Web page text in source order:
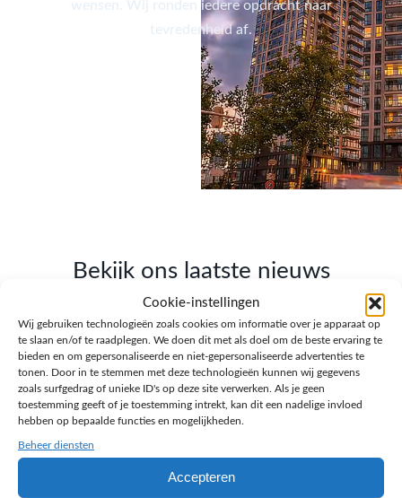
Cookie-instellingen
Wij gebruiken technologieën zoals cookies om informatie over je apparaat op
te slaan en/of te raadplegen. We doen dit met als doel om de beste ervaring te
bieden en om gepersonaliseerde en niet-gepersonaliseerde advertenties te
tonen. Door in te stemmen met deze technologieën kunnen wij gegevens
zoals surfgedrag of unieke ID's op deze site verwerken. Als je geen
toestemming geeft of je toestemming intrekt, kan dit een nadelige invloed
hebben op bepaalde functies en mogelijkheden.
Beheer diensten
Accepteren
wensen. Wij ronden iedere opdracht naar
tevredenheid af.
Bekijk ons laatste nieuws
ondernemen.